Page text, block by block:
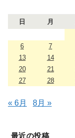
日 月
6
7
13
14
20
21
27
28
« 6月 8月 »
最近の投稿